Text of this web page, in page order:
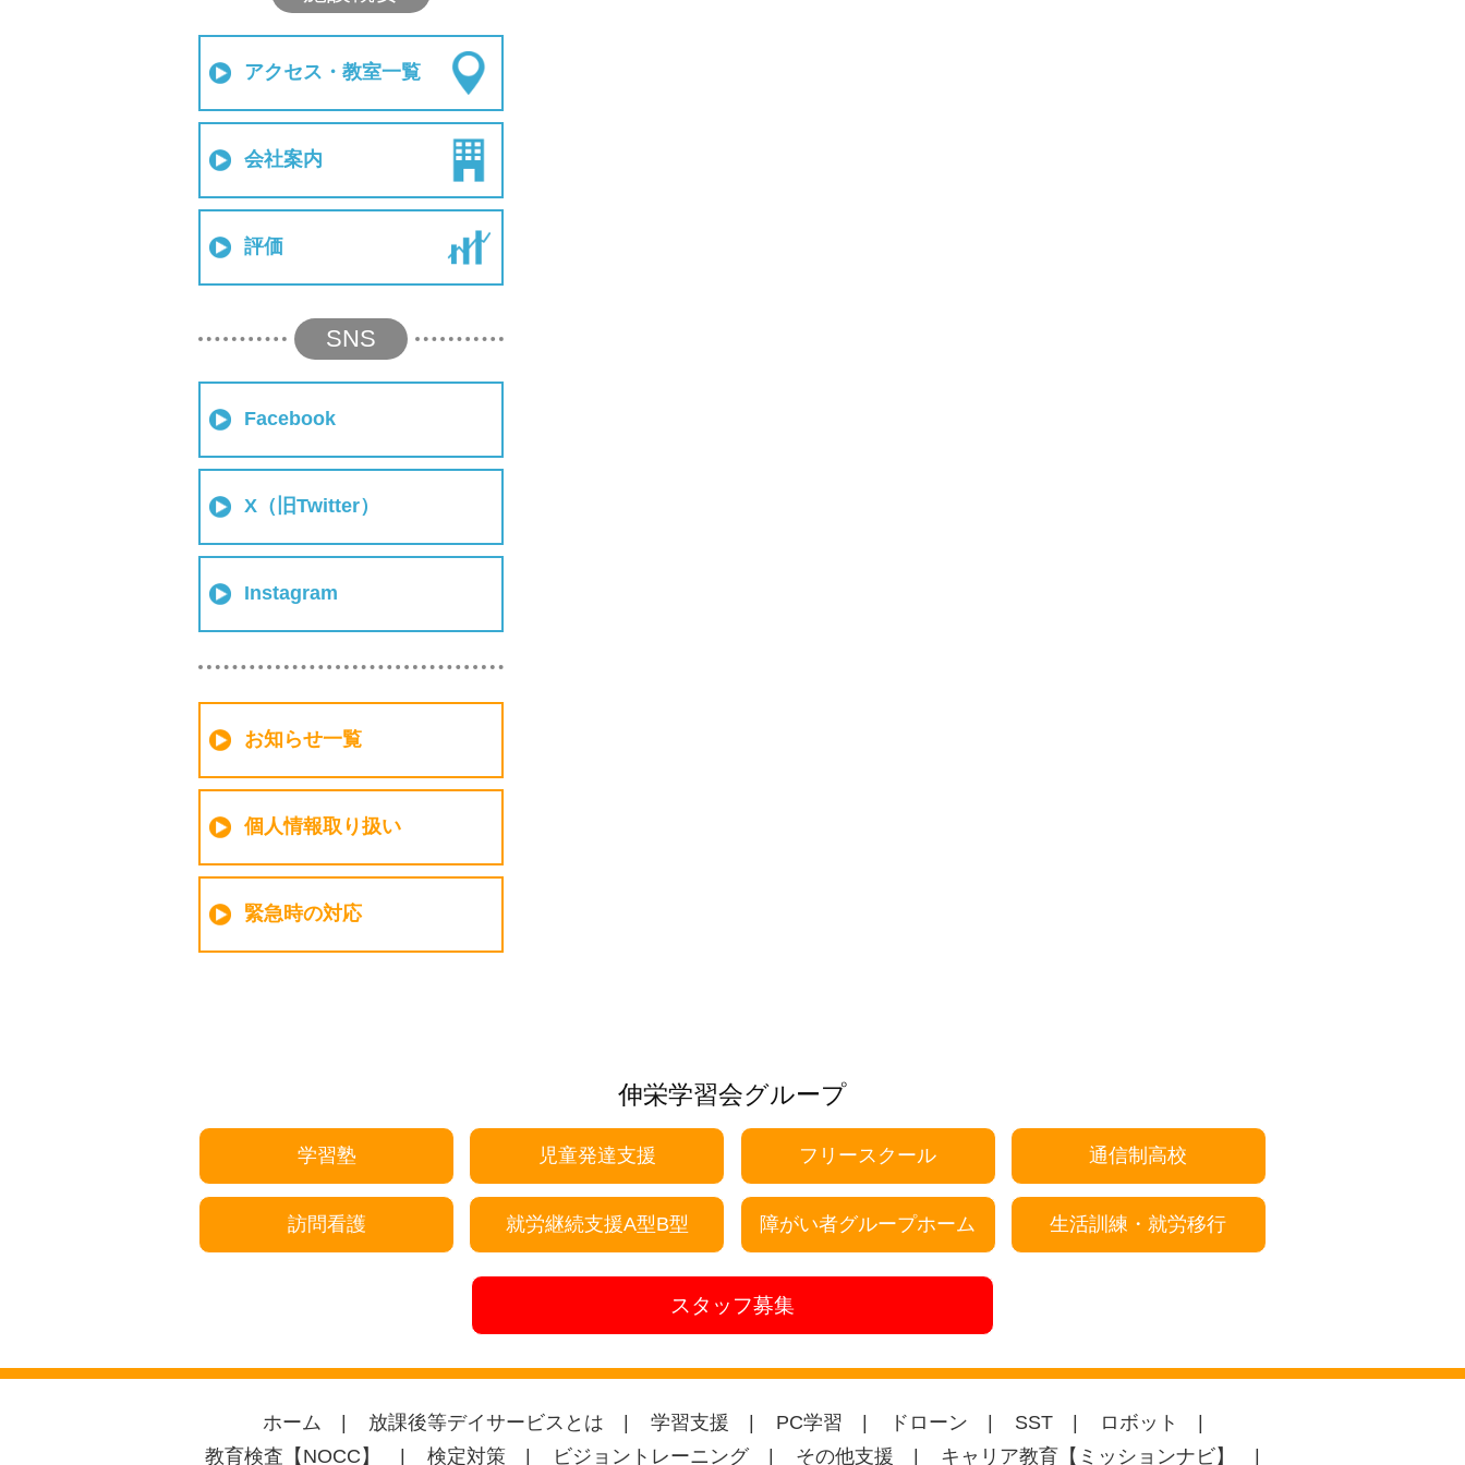
アクセス・教室一覧
会社案内
評価
SNS
Facebook
X（旧Twitter）
Instagram
お知らせ一覧
個人情報取り扱い
緊急時の対応
伸栄学習会グループ
学習塾 児童発達支援 フリースクール 通信制高校
訪問看護 就労継続支援A型B型 障がい者グループホーム 生活訓練・就労移行
スタッフ募集
ホーム 放課後等デイサービスとは 学習支援 PC学習 ドローン SST
ロボット
教育検査【NOCC】
検定対策 ビジョントレーニング その他支援 キャリア教育【ミッションナビ】